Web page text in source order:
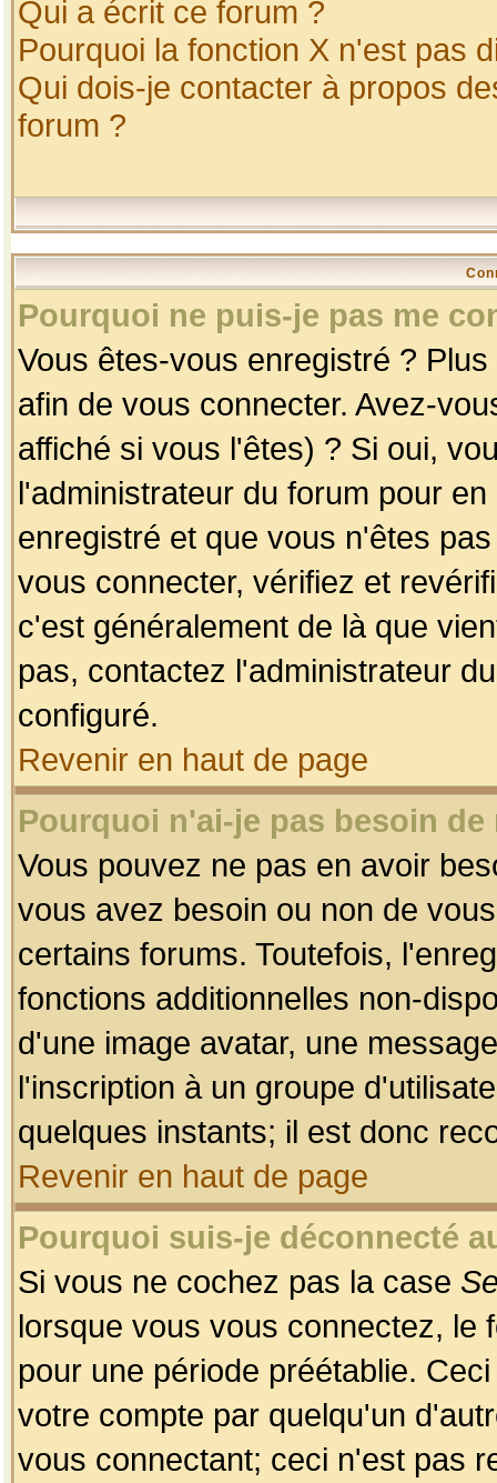
Qui a écrit ce forum ?
Pourquoi la fonction X n'est pas
Qui dois-je contacter à propos
forum ?
Pourquoi ne puis-je pas me
Vous êtes-vous enregistré ?
afin de vous connecter. Avez-
affiché si vous l'êtes) ? Si oui,
l'administrateur du forum pour
enregistré et que vous n'êtes
vous connecter, vérifiez et
c'est généralement de là que
pas, contactez l'administrateur
configuré.
Revenir en haut de page
Pourquoi n'ai-je pas besoin
Vous pouvez ne pas en avoir
vous avez besoin ou non de
certains forums. Toutefois,
fonctions additionnelles non-
d'une image avatar, une
l'inscription à un groupe
quelques instants; il est donc
Revenir en haut de page
Pourquoi suis-je déconnecté
Si vous ne cochez pas la case
lorsque vous vous connectez, le
pour une période préétablie.
votre compte par quelqu'un
vous connectant; ceci n'est pas